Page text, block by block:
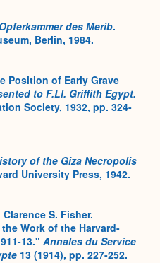
des Merib.
Berlin, 1984.
Position of Early Grave
to F.Ll. Griffith Egypt.
Society, 1932, pp. 324-
of the Giza Necropolis
University Press, 1942.
S. Fisher.
Work of the Harvard-
13." Annales du Service
13 (1914), pp. 227-252.